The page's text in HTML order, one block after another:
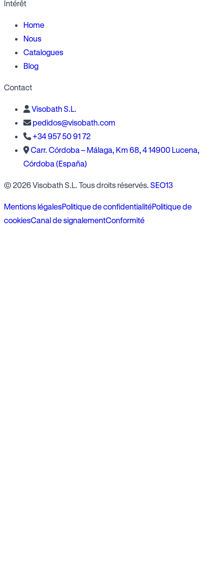
Intérêt
Home
Nous
Catalogues
Blog
Contact
Visobath S.L.
pedidos@visobath.com
+34 957 50 91 72
Carr. Córdoba – Málaga, Km 68, 4 14900 Lucena,
Córdoba (España)
© 2026 Visobath S.L. Tous droits réservés. SEO13
Mentions légalesPolitique de confidentialitéPolitique de
cookiesCanal de signalementConformité